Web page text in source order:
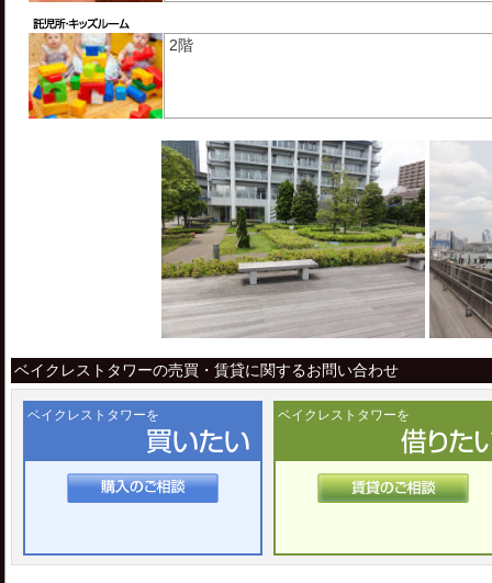
2階
ベイクレストタワーの売買・賃貸に関するお問い合わせ
ベイクレストタワーを ベイクレストタワーを